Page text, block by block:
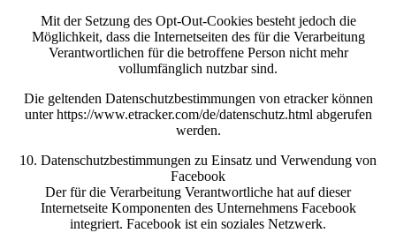
Mit der Setzung des Opt-Out-Cookies besteht jedoch die
Möglichkeit, dass die Internetseiten des für die Verarbeitung
Verantwortlichen für die betroffene Person nicht mehr
vollumfänglich nutzbar sind.
Die geltenden Datenschutzbestimmungen von etracker können
unter https://www.etracker.com/de/datenschutz.html abgerufen
werden.
10. Datenschutzbestimmungen zu Einsatz und Verwendung von
Facebook
Der für die Verarbeitung Verantwortliche hat auf dieser
Internetseite Komponenten des Unternehmens Facebook
integriert. Facebook ist ein soziales Netzwerk.